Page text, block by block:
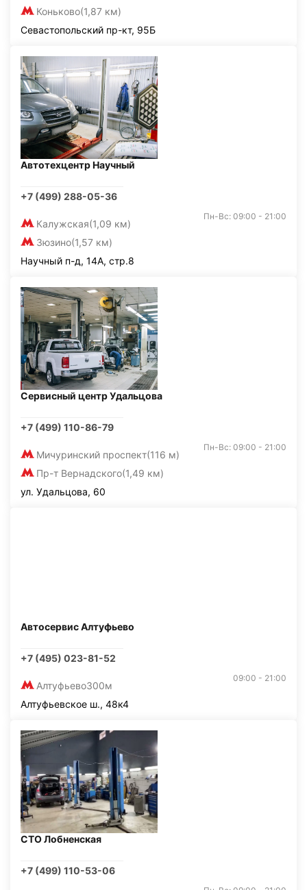
Коньково(1,87 км)
Севастопольский пр-кт, 95Б
Автотехцентр Научный
+7 (499) 288-05-36
Калужская(1,09 км)
Зюзино(1,57 км)
Пн-Вс: 09:00 - 21:00
Научный п-д, 14А, стр.8
Сервисный центр Удальцова
+7 (499) 110-86-79
Мичуринский проспект(116 м)
Пр-т Вернадского(1,49 км)
Пн-Вс: 09:00 - 21:00
ул. Удальцова, 60
Автосервис Алтуфьево
+7 (495) 023-81-52
Алтуфьево300м
09:00 - 21:00
Алтуфьевское ш., 48к4
СТО Лобненская
+7 (499) 110-53-06